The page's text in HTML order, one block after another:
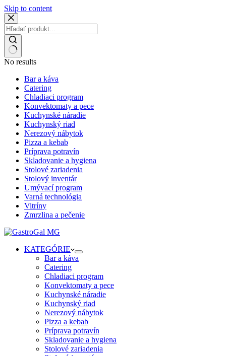
Skip to content
No results
Bar a káva
Catering
Chladiaci program
Konvektomaty a pece
Kuchynské náradie
Kuchynský riad
Nerezový nábytok
Pizza a kebab
Príprava potravín
Skladovanie a hygiena
Stolové zariadenia
Stolový inventár
Umývací program
Varná technológia
Vitríny
Zmrzlina a pečenie
KATEGÓRIE
Bar a káva
Catering
Chladiaci program
Konvektomaty a pece
Kuchynské náradie
Kuchynský riad
Nerezový nábytok
Pizza a kebab
Príprava potravín
Skladovanie a hygiena
Stolové zariadenia